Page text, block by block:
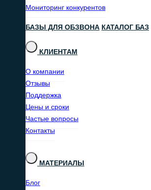
Мониторинг конкурентов
БАЗЫ ДЛЯ ОБЗВОНА КАТАЛОГ БАЗ
КЛИЕНТАМ
О компании
Отзывы
Поддержка
Цены и сроки
Частые вопросы
Контакты
МАТЕРИАЛЫ
Блог